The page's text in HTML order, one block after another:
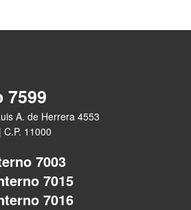
7599
A. de Herrera 4553
11000
7003
7015
7016